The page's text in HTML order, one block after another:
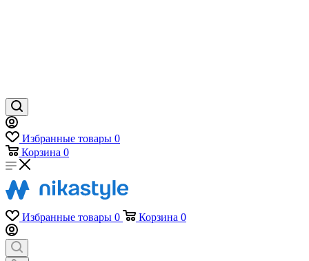
Избранные товары 0
Корзина 0
Избранные товары 0 Корзина 0